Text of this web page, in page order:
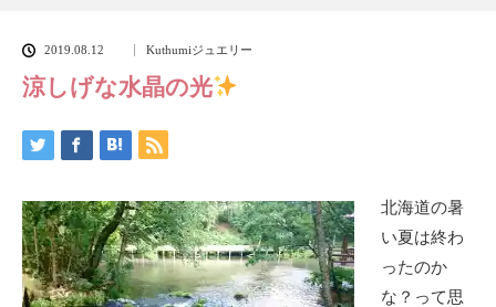
2019.08.12 Kuthumiジュエリー
涼しげな水晶の光
北海道の暑
い夏は終わ
ったのか
な？って思